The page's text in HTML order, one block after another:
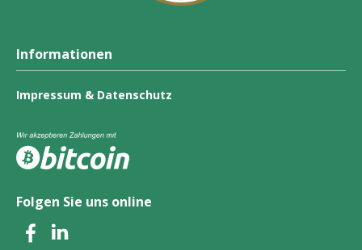
Informationen
Impressum & Datenschutz
Folgen Sie uns online